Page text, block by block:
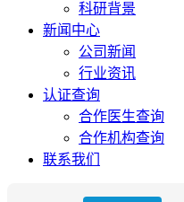
科研背景
新闻中心
公司新闻
行业资讯
认证查询
合作医生查询
合作机构查询
联系我们